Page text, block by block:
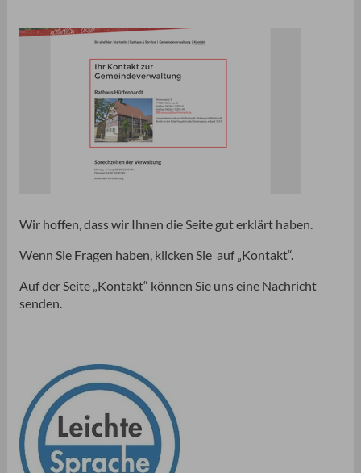
Wir hoffen, dass wir Ihnen die Seite gut erklärt haben.
Wenn Sie Fragen haben, klicken Sie auf „Kontakt“.
Auf der Seite „Kontakt“ können Sie uns eine Nachricht
senden.